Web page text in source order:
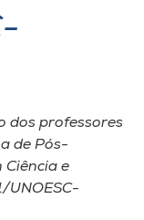
dos professores
de Pós-
Ciência e
UNOESC-